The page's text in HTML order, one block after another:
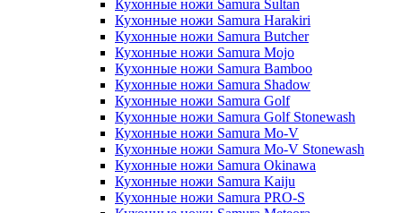
Кухонные ножи Samura Sultan
Кухонные ножи Samura Harakiri
Кухонные ножи Samura Butcher
Кухонные ножи Samura Mojo
Кухонные ножи Samura Bamboo
Кухонные ножи Samura Shadow
Кухонные ножи Samura Golf
Кухонные ножи Samura Golf Stonewash
Кухонные ножи Samura Mo-V
Кухонные ножи Samura Mo-V Stonewash
Кухонные ножи Samura Okinawa
Кухонные ножи Samura Kaiju
Кухонные ножи Samura PRO-S